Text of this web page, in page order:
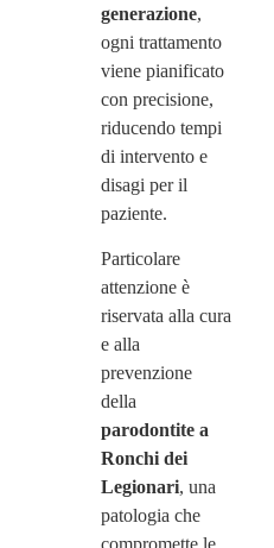
generazione,
ogni trattamento
viene pianificato
con precisione,
riducendo tempi
di intervento e
disagi per il
paziente.
Particolare
attenzione è
riservata alla cura
e alla
prevenzione
della
parodontite a
Ronchi dei
Legionari, una
patologia che